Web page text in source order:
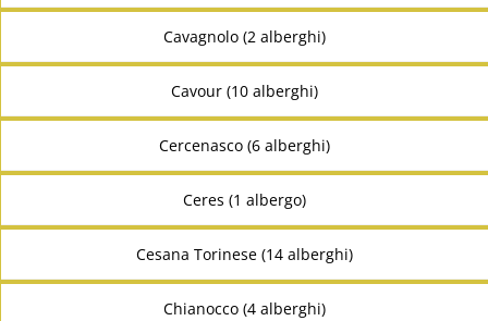
Cavagnolo (2 alberghi)
Cavour (10 alberghi)
Cercenasco (6 alberghi)
Ceres (1 albergo)
Cesana Torinese (14 alberghi)
Chianocco (4 alberghi)